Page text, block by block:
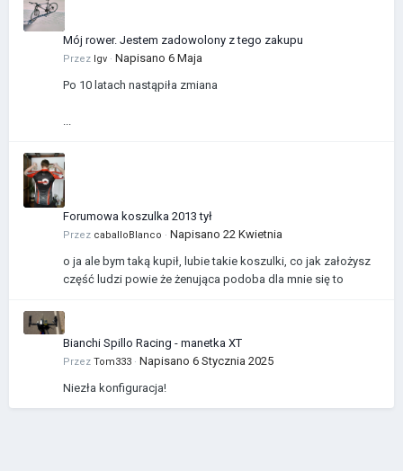
Mój rower. Jestem zadowolony z tego zakupu
Przez Igv · Napisano 6 Maja
Po 10 latach nastąpiła zmiana
Forumowa koszulka 2013 tył
Przez caballoBlanco · Napisano 22 Kwietnia
o ja ale bym taką kupił, lubie takie koszulki, co jak założysz
część ludzi powie że żenująca podoba dla mnie się to
Bianchi Spillo Racing - manetka XT
Przez Tom333 · Napisano 6 Stycznia 2025
Niezła konfiguracja!